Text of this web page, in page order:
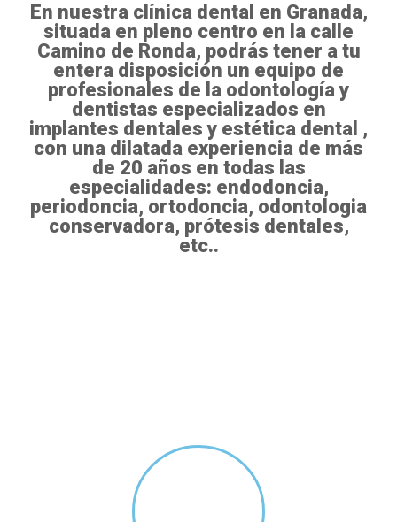
En nuestra clínica dental en Granada,
situada en pleno centro en la calle
Camino de Ronda, podrás tener a tu
entera disposición un equipo de
profesionales de la odontología y
dentistas especializados en
implantes dentales y estética dental ,
con una dilatada experiencia de más
de 20 años en todas las
especialidades: endodoncia,
periodoncia, ortodoncia, odontologia
conservadora, prótesis dentales,
etc..